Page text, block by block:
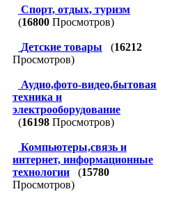
Спорт, отдых, туризм
(16800 Просмотров)
Детские товары (16212
Просмотров)
Аудио,фото-видео,бытовая
техника и
электрооборудование
(16198 Просмотров)
Компьютеры,связь и
интернет, информационные
технологии
(15780
Просмотров)